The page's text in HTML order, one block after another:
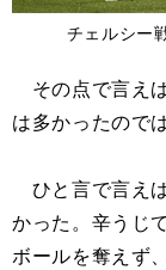
チェルシー
その点で言え
は多かったので
ひと言で言え
かった。辛うじ
ボールを奪えず